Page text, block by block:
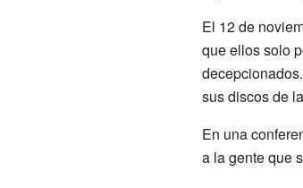
El 12 de
que ellos solo
sus discos de
En una
a la gente que